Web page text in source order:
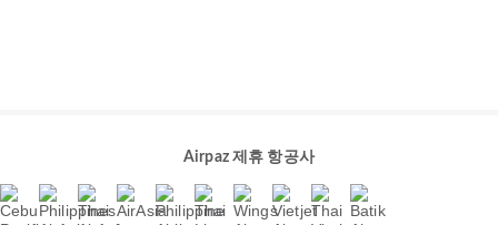
Airpaz 제휴 항공사